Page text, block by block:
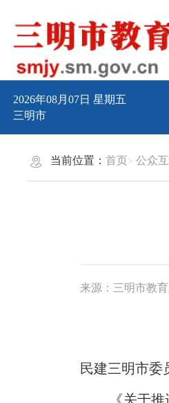
2026年08月07日星期五
三明市
当前位置：首页 公众
来源：三明市教育
民建三明市委
《关于推